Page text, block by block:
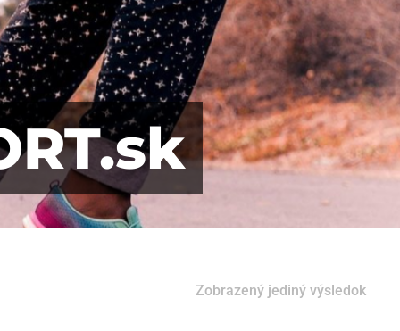
Zobrazený jediný výsledok